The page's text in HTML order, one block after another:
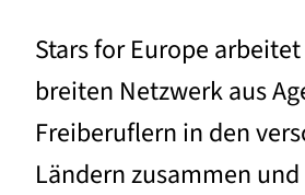
Stars for Europe
breiten Netzwerk aus
Freiberuflern in den
Ländern zusammen